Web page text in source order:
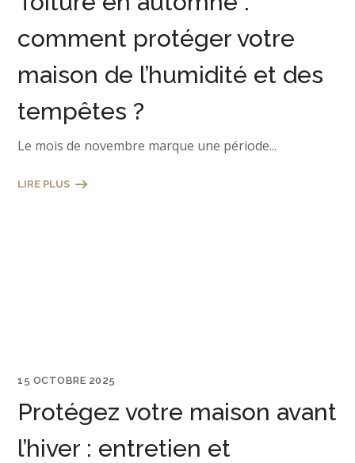
comment protéger votre
maison de l’humidité et des
tempêtes ?
Le mois de novembre marque une période...
LIRE PLUS
15 OCTOBRE 2025
Protégez votre maison avant
l’hiver : entretien et